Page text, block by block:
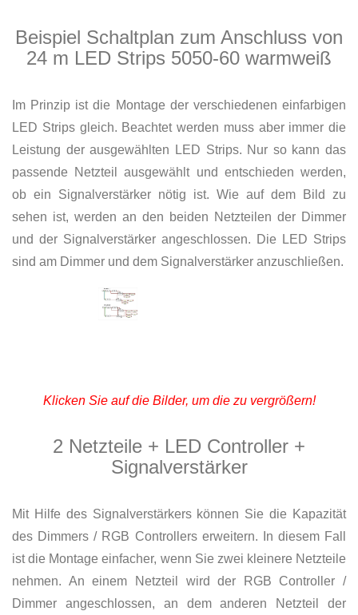
Beispiel Schaltplan zum Anschluss von
24 m LED Strips 5050-60 warmweiß
Im Prinzip ist die Montage der verschiedenen einfarbigen
LED Strips gleich. Beachtet werden muss aber immer die
Leistung der ausgewählten LED Strips. Nur so kann das
passende Netzteil ausgewählt und entschieden werden,
ob ein Signalverstärker nötig ist. Wie auf dem Bild zu
sehen ist, werden an den beiden Netzteilen der Dimmer
und der Signalverstärker angeschlossen. Die LED Strips
sind am Dimmer und dem Signalverstärker anzuschließen.
Klicken Sie auf die Bilder, um die zu vergrößern!
2 Netzteile + LED Controller +
Signalverstärker
Mit Hilfe des Signalverstärkers können Sie die Kapazität
des Dimmers / RGB Controllers erweitern. In diesem Fall
ist die Montage einfacher, wenn Sie zwei kleinere Netzteile
nehmen. An einem Netzteil wird der RGB Controller /
Dimmer angeschlossen, an dem anderen Netzteil der